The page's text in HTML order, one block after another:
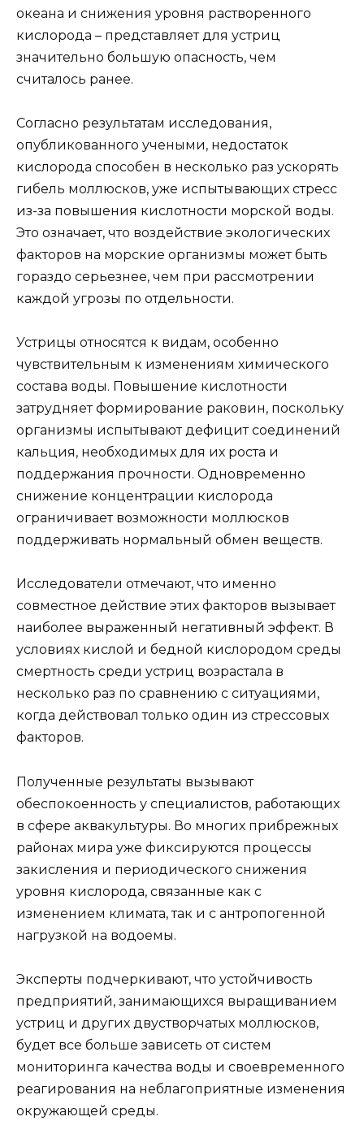
океана и снижения уровня растворенного
кислорода – представляет для устриц
значительно большую опасность, чем
считалось ранее.
Согласно результатам исследования,
опубликованного учеными, недостаток
кислорода способен в несколько раз ускорять
гибель моллюсков, уже испытывающих стресс
из-за повышения кислотности морской воды.
Это означает, что воздействие экологических
факторов на морские организмы может быть
гораздо серьезнее, чем при рассмотрении
каждой угрозы по отдельности.
Устрицы относятся к видам, особенно
чувствительным к изменениям химического
состава воды. Повышение кислотности
затрудняет формирование раковин, поскольку
организмы испытывают дефицит соединений
кальция, необходимых для их роста и
поддержания прочности. Одновременно
снижение концентрации кислорода
ограничивает возможности моллюсков
поддерживать нормальный обмен веществ.
Исследователи отмечают, что именно
совместное действие этих факторов вызывает
наиболее выраженный негативный эффект. В
условиях кислой и бедной кислородом среды
смертность среди устриц возрастала в
несколько раз по сравнению с ситуациями,
когда действовал только один из стрессовых
факторов.
Полученные результаты вызывают
обеспокоенность у специалистов, работающих
в сфере аквакультуры. Во многих прибрежных
районах мира уже фиксируются процессы
закисления и периодического снижения
уровня кислорода, связанные как с
изменением климата, так и с антропогенной
нагрузкой на водоемы.
Эксперты подчеркивают, что устойчивость
предприятий, занимающихся выращиванием
устриц и других двустворчатых моллюсков,
будет все больше зависеть от систем
мониторинга качества воды и своевременного
реагирования на неблагоприятные изменения
окружающей среды.